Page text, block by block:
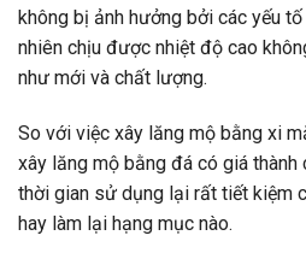
không bị ảnh hưởng bởi các yếu
nhiên chịu được nhiệt độ cao
như mới và chất lượng.
So với việc xây lăng mộ bằng xi
xây lăng mộ bằng đá có giá thành
thời gian sử dụng lại rất tiết kiệm
hay làm lại hạng mục nào.